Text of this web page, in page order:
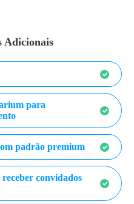
Adicionais
para
padrão premium
convidados